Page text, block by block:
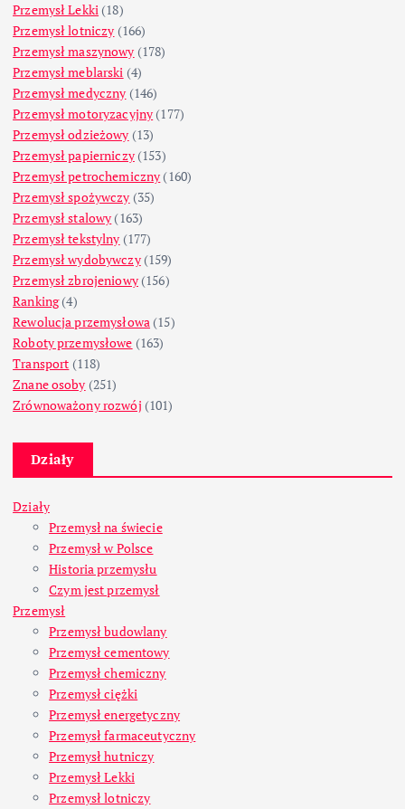
Przemysł Lekki (18)
Przemysł lotniczy (166)
Przemysł maszynowy (178)
Przemysł meblarski (4)
Przemysł medyczny (146)
Przemysł motoryzacyjny (177)
Przemysł odzieżowy (13)
Przemysł papierniczy(153)
Przemysł petrochemiczny (160)
Przemysł spożywczy (35)
Przemysł stalowy (163)
Przemysł tekstylny (177)
Przemysł wydobywczy(159)
Przemysł zbrojeniowy(156)
Ranking(4)
Rewolucja przemysłowa (15)
Roboty przemysłowe (163)
Transport (118)
Znane osoby (251)
Zrównoważony rozwój (101)
Działy
Działy
Przemysł na świecie
Przemysł w Polsce
Historia przemysłu
Czym jest przemysł
Przemysł
Przemysł budowlany
Przemysł cementowy
Przemysł chemiczny
Przemysł ciężki
Przemysł energetyczny
Przemysł farmaceutyczny
Przemysł hutniczy
Przemysł Lekki
Przemysł lotniczy